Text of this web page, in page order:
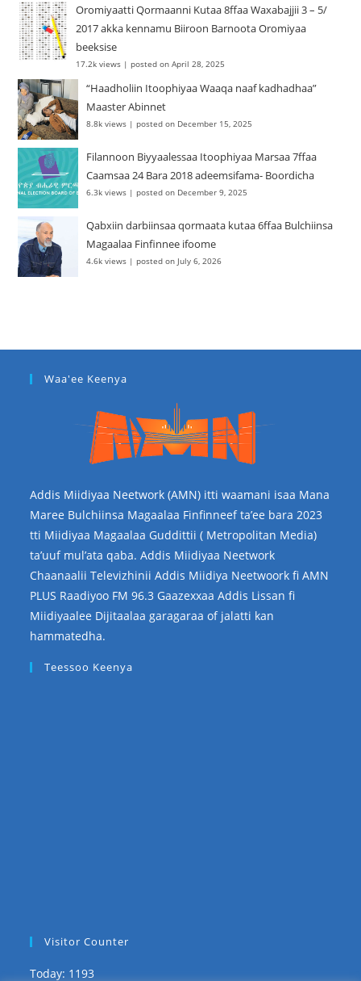
Oromiyaatti Qormaanni Kutaa 8ffaa Waxabajjii 3 – 5/
2017 akka kennamu Biiroon Barnoota Oromiyaa
beeksise
17.2k views |posted on April 28, 2025
“Haadholiin Itoophiyaa Waaqa naaf kadhadhaa”
Maaster Abinnet
8.8k views |posted on December 15, 2025
Filannoon Biyyaalessaa Itoophiyaa Marsaa 7ffaa
Caamsaa 24 Bara 2018 adeemsifama- Boordicha
6.3k views |posted on December 9, 2025
Qabxiin darbiinsaa qormaata kutaa 6ffaa Bulchiinsa
Magaalaa Finfinnee ifoome
4.6k views |posted on July 6, 2026
Waa'ee Keenya
Addis Miidiyaa Neetwork (AMN) itti waamani isaa Mana
Maree Bulchiinsa Magaalaa Finfinneef ta’ee bara 2023
tti Miidiyaa Magaalaa Guddittii ( Metropolitan Media)
ta’uuf mul’ata qaba. Addis Miidiyaa Neetwork
Chaanaalii Televizhinii Addis Miidiya Neetwoork fi AMN
PLUS Raadiyoo FM 96.3 Gaazexxaa Addis Lissan fi
Miidiyaalee Dijitaalaa garagaraa of jalatti kan
hammatedha.
Teessoo Keenya
Visitor Counter
Today: 1193